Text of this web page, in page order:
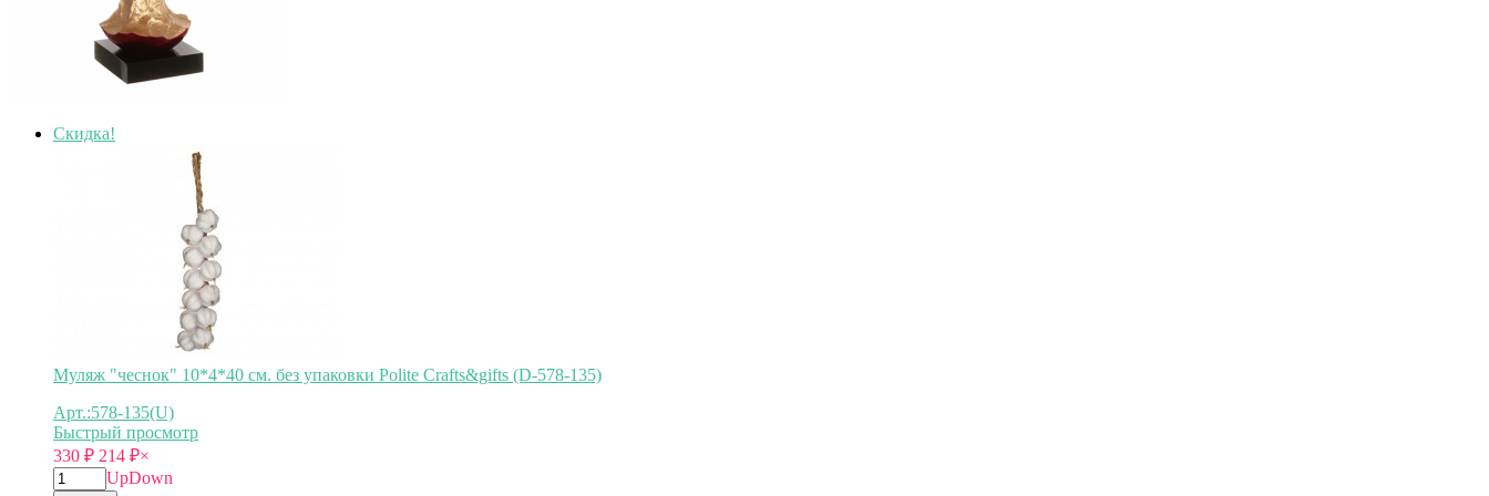
Скидка!
Муляж "чеснок" 10*4*40 см. без упаковки Polite Crafts&gifts (D-578-135)
Арт.:578-135(U)
Быстрый просмотр
330 ₽ 214 ₽×
UpDown